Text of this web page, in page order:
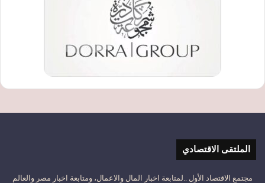
الملتقى الاقتصادي
مجتمع الاقتصاد الأول ..لمتابعة اخبار المال والاعمال، ومتابعة اخبار مصر والعالم